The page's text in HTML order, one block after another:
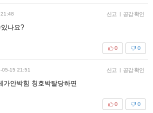
신고 | 공감 확인
나요?
0
0
05-15 21:51 신고 | 공감 확인
가안박힘 칭호박탈당하면
0
0